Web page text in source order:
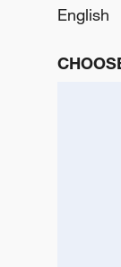
English